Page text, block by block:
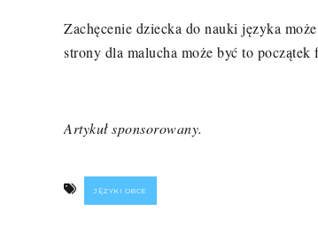
Zachęcenie dziecka do nauki języka
strony dla malucha może być to
Artykuł sponsorowany.
JĘZYKI OBCE